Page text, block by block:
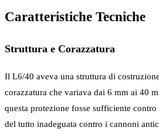
Caratteristiche Tecniche
Struttura e Corazzatura
Il L6/40 aveva una struttura di
corazzatura che variava dai 6 mm ai 40
questa protezione fosse sufficiente
del tutto inadeguata contro i cannoni